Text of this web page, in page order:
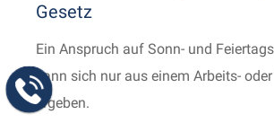
Gesetz
Ein Anspruch auf Sonn- und
kann sich nur aus einem Arbeits-
ergeben.